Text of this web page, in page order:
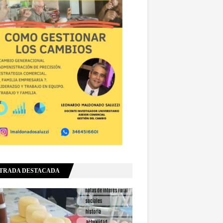
DESTACADA